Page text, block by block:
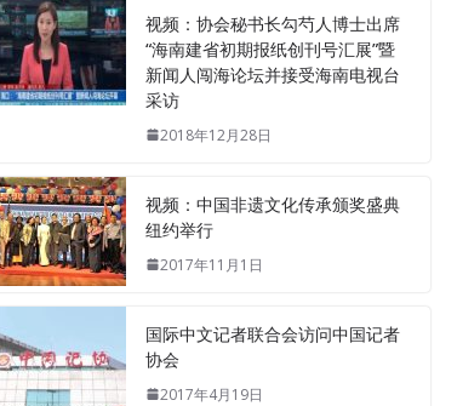
视频：协会秘书长勾芍人博士出席
“海南建省初期报纸创刊号汇展”暨
新闻人闯海论坛并接受海南电视台
采访
2018年12月28日
视频：中国非遗文化传承颁奖盛典
纽约举行
2017年11月1日
国际中文记者联合会访问中国记者
协会
2017年4月19日